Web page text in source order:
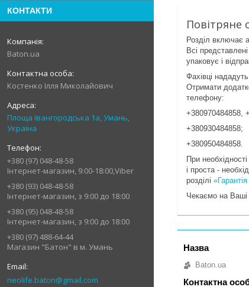
КОНТАКТИ
Baton.ua
Костенко Ілля Миколайович
Площа Івангородська 1а, Умань,
Україна
+380 (97) 048-48-58
Інтернет-магазин, 9:00-18:00,Viber
+380 (93) 048-48-58
Інтернет-магазин, з 9:00 до 18:00
+380 (95) 048-48-58
Інтернет-магазин, з 9:00 до 18:00
+380 (97) 488-64-44
Магазин "Батон" в м. Умань
neolife.baton@gmail.com
Повітряне
Розділ включає
Всі
упаковує і
Фахівці
Отримати
телефону:
+380970484858,
+380930484858;
+380950484858.
При
і проста -
розділі
Чекаємо на
Baton.ua